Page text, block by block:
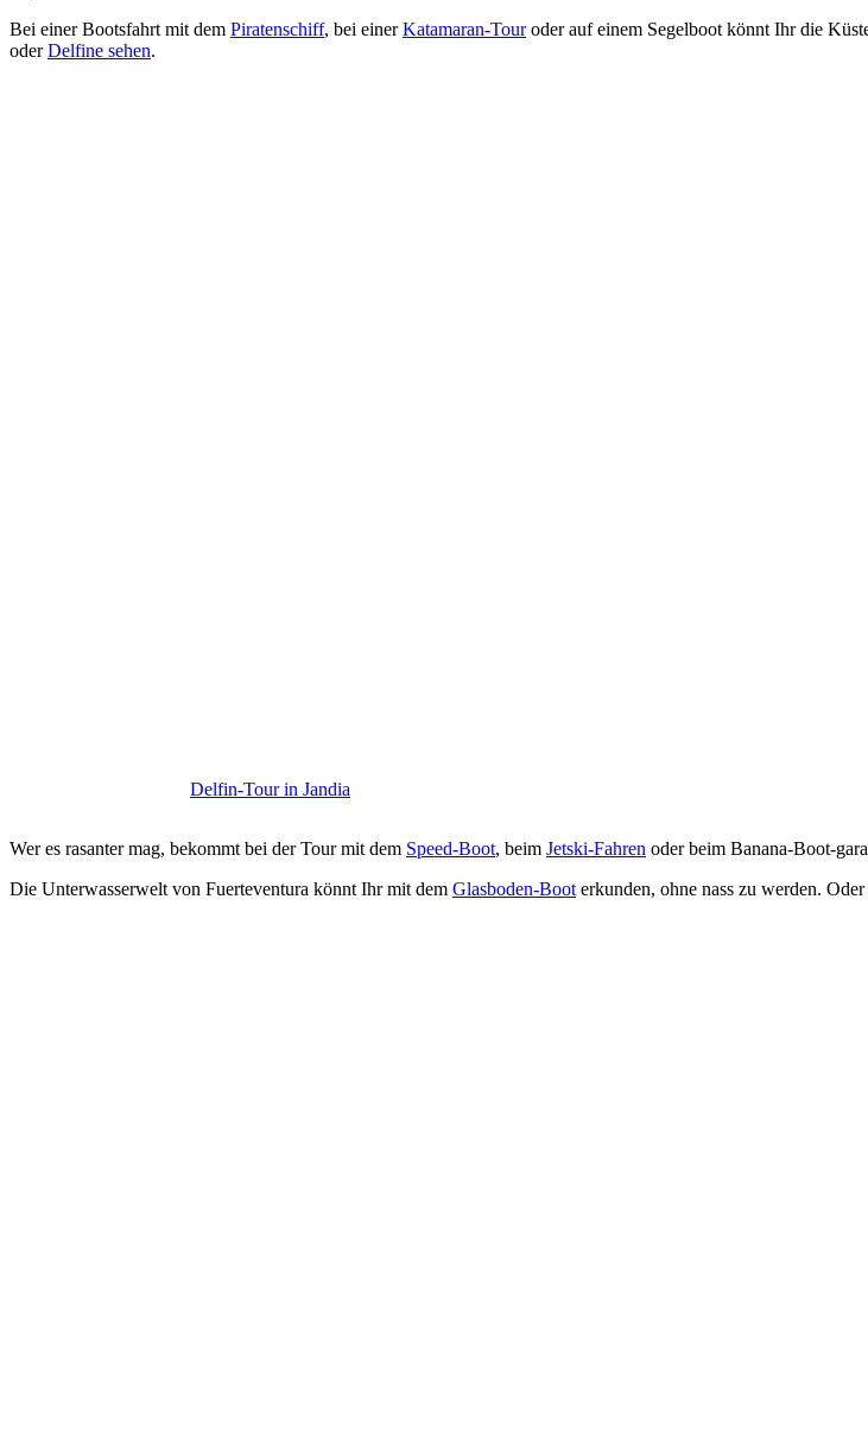
Bei einer Bootsfahrt mit dem Piratenschiff, bei einerKatamaran-Touroder auf einem Segelboot könnt Ihr die
oderDelfine sehen.
Delfin-Tour in Jandia
Wer es rasanter mag, bekommt bei der Tour mit dem Speed-Boot, beim Jetski-Fahren oder beim Banana-Boot-
Die Unterwasserwelt von Fuerteventura könnt Ihr mit dem Glasboden-Boot erkunden, ohne nass zu werden.